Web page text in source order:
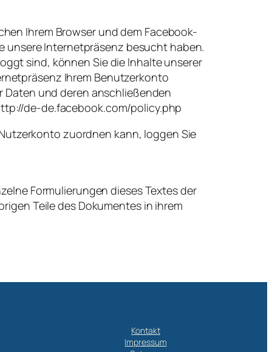
Ihrem Browser und dem Facebook-
unsere Internetpräsenz besucht haben.
sind, können Sie die Inhalte unserer
Ihrem Benutzerkonto
und deren anschließenden
de-de.facebook.com/policy.php
zuordnen kann, loggen Sie
Formulierungen dieses Textes der
Teile des Dokumentes in ihrem
Kontakt
Impressum